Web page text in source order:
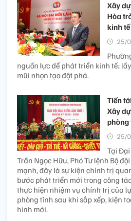
Xây
Hòa
kinh
25/
nguồn lực để phát triển kinh tế;
mũi nhọn tạo đột phá.
Tiến
Xây
phòng
25/
Tại
Trần Ngọc Hữu, Phó Tư lệnh Bộ
mạnh, đây là sự kiện chính trị
bước phát triển mới trong công
thực hiện nhiệm vụ chính trị của
phòng tỉnh sau khi sắp xếp, kiện
hình mới.